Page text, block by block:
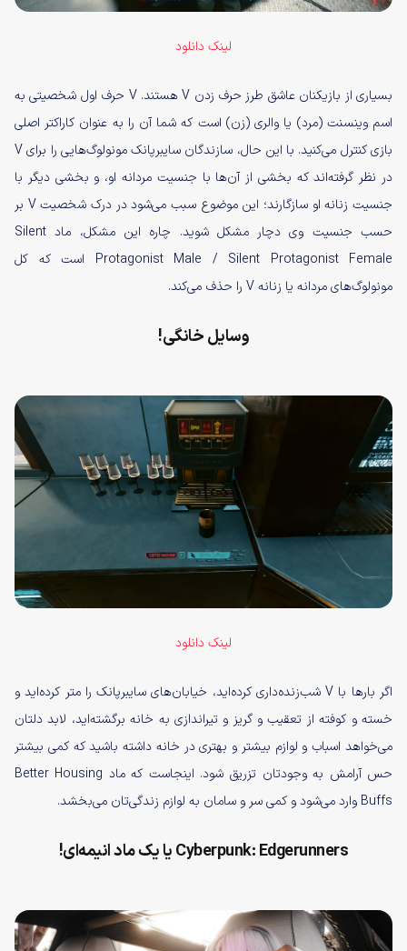
لینک دانلود
بسیاری از بازیکنان عاشق طرز حرف زدن V هستند. V حرف اول شخصیتی به
اسم وینسنت (مرد) یا والری (زن) است که شما آن را به عنوان کاراکتر اصلی
بازی کنترل می‌کنید. با این حال، سازندگان سایبرپانک مونولوگ‌هایی را برای V
در نظر گرفته‌اند که بخشی از آن‌ها با جنسیت مردانه او، و بخشی دیگر با
جنسیت زنانه او سازگارند؛ این موضوع سبب می‌شود در درک شخصیت V بر
حسب جنسیت وی دچار مشکل شوید. چاره این مشکل، ماد Silent
Protagonist Male / Silent Protagonist Female است که کل
مونولوگ‌های مردانه یا زنانه V را حذف می‌کند.
وسایل خانگی!
لینک دانلود
اگر بارها با V شب‌زنده‌داری کرده‌اید، خیابان‌های سایبرپانک را متر کرده‌اید و
خسته و کوفته از تعقیب و گریز و تیراندازی به خانه برگشته‌اید، لابد دلتان
می‌خواهد اسباب و لوازم بیشتر و بهتری در خانه داشته باشید که کمی بیشتر
حس آرامش به وجودتان تزریق شود. اینجاست که ماد Better Housing
Buffs وارد می‌شود و کمی سر و سامان به لوازم زندگی‌تان می‌بخشد.
Cyberpunk: Edgerunners یا یک ماد انیمه‌ای!